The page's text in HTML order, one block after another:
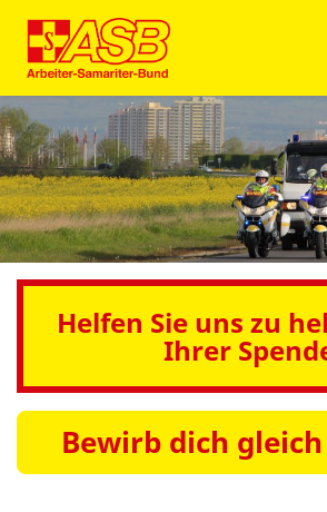
Helfen Sie uns zu
Ihrer
Bewirb dich